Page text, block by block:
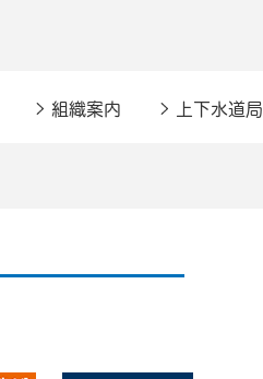
組織案内 上下水道局